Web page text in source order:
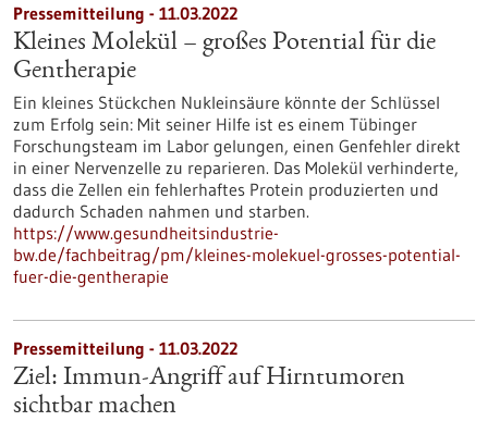
Pressemitteilung - 11.03.2022
Kleines Molekül – großes Potential für die
Gentherapie
Ein kleines Stückchen Nukleinsäure könnte der Schlüssel
zum Erfolg sein: Mit seiner Hilfe ist es einem Tübinger
Forschungsteam im Labor gelungen, einen Genfehler direkt
in einer Nervenzelle zu reparieren. Das Molekül verhinderte,
dass die Zellen ein fehlerhaftes Protein produzierten und
dadurch Schaden nahmen und starben.
https://www.gesundheitsindustrie-
bw.de/fachbeitrag/pm/kleines-molekuel-grosses-potential-
fuer-die-gentherapie
Pressemitteilung - 11.03.2022
Ziel: Immun-Angriff auf Hirntumoren
sichtbar machen